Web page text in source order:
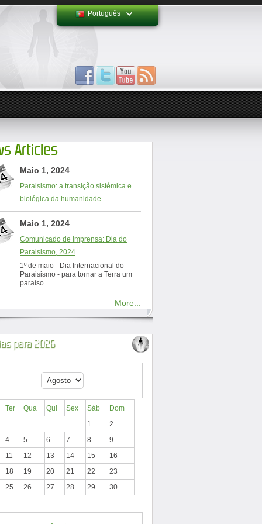
Português
Articles
Maio 1, 2024
Paraisismo: a transição sistémica e
biológica da humanidade
Maio 1, 2024
Comunicado de Imprensa: Dia do
Paraisismo, 2024
1º de maio - Dia Internacional do
Paraisismo - para tornar a Terra um
paraíso
More...
para 2026
Ter Qua Qui Sex Sáb
Dom
1
2
4 5 6 7 8
9
11 12 13 14 15
16
18 19 20 21 22
23
25 26 27 28 29
30